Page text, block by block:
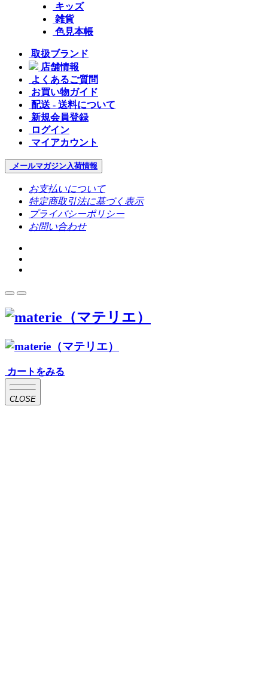
キッズ
雑貨
色見本帳
取扱ブランド
店舗情報
よくあるご質問
お買い物ガイド
配送 - 送料について
新規会員登録
ログイン
マイアカウント
メールマガジン入荷情報
お支払いについて
特定商取引法に基づく表示
プライバシーポリシー
お問い合わせ
カートをみる
CLOSE